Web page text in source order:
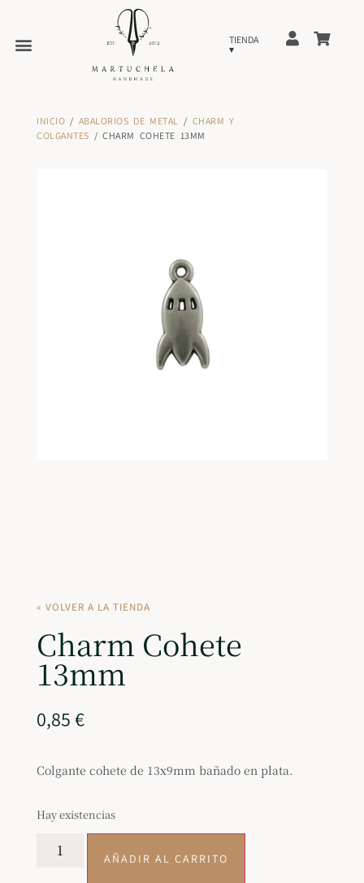
INICIO / ABALORIOS DE METAL / CHARM Y
COLGANTES / CHARM COHETE 13MM
« VOLVER A LA TIENDA
Charm Cohete
13mm
0,85€
Colgante cohete de 13x9mm bañado en plata.
Hay existencias
AÑADIR AL CARRITO